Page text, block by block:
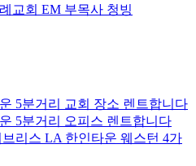
교회 EM 부목사 청빙
5분거리 교회 장소 렌트합니다
5분거리 오피스 렌트합니다
브리스 LA 한인타운 웨스턴 4가